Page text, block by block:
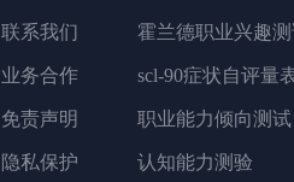
联系我们
业务合作
免责声明
隐私保护
霍兰德职业兴趣测
scl-90症状自评量
职业能力倾向测试
认知能力测验